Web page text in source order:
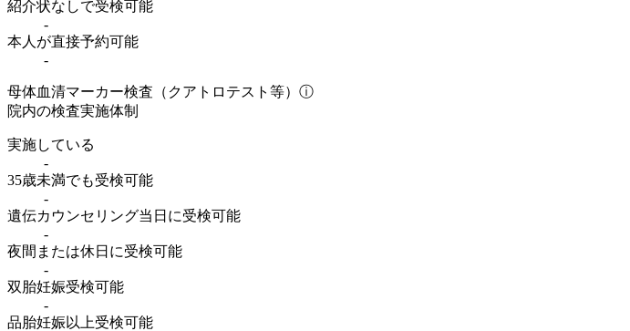
紹介状なしで受検可能
-
本人が直接予約可能
-
母体血清マーカー検査（クアトロテスト等） ⓘ
院内の検査実施体制
実施している
-
35歳未満でも受検可能
-
遺伝カウンセリング当日に受検可能
-
夜間または休日に受検可能
-
双胎妊娠受検可能
-
品胎妊娠以上受検可能